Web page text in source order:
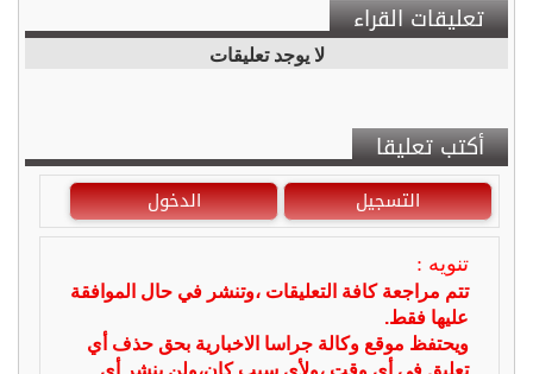
تعليقات القراء
لا يوجد تعليقات
أكتب تعليقا
التسجيل الدخول
تنويه :
تتم مراجعة كافة التعليقات ،وتنشر في حال الموافقة
عليها فقط.
ويحتفظ موقع وكالة جراسا الاخبارية بحق حذف أي